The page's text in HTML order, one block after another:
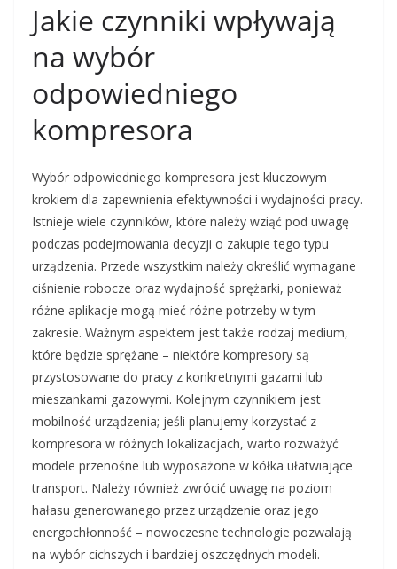
Jakie czynniki wpływają
na wybór
odpowiedniego
kompresora
Wybór odpowiedniego kompresora jest kluczowym
krokiem dla zapewnienia efektywności i wydajności pracy.
Istnieje wiele czynników, które należy wziąć pod uwagę
podczas podejmowania decyzji o zakupie tego typu
urządzenia. Przede wszystkim należy określić wymagane
ciśnienie robocze oraz wydajność sprężarki, ponieważ
różne aplikacje mogą mieć różne potrzeby w tym
zakresie. Ważnym aspektem jest także rodzaj medium,
które będzie sprężane – niektóre kompresory są
przystosowane do pracy z konkretnymi gazami lub
mieszankami gazowymi. Kolejnym czynnikiem jest
mobilność urządzenia; jeśli planujemy korzystać z
kompresora w różnych lokalizacjach, warto rozważyć
modele przenośne lub wyposażone w kółka ułatwiające
transport. Należy również zwrócić uwagę na poziom
hałasu generowanego przez urządzenie oraz jego
energochłonność – nowoczesne technologie pozwalają
na wybór cichszych i bardziej oszczędnych modeli.